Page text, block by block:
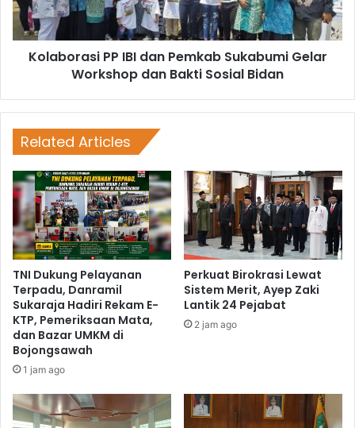
Kolaborasi PP IBI dan Pemkab Sukabumi Gelar
Workshop dan Bakti Sosial Bidan
Related Articles
TNI Dukung Pelayanan
Terpadu, Danramil
Sukaraja Hadiri Rekam E-
KTP, Pemeriksaan Mata,
dan Bazar UMKM di
Bojongsawah
1 jam ago
Perkuat Birokrasi Lewat
Sistem Merit, Ayep Zaki
Lantik 24 Pejabat
2 jam ago